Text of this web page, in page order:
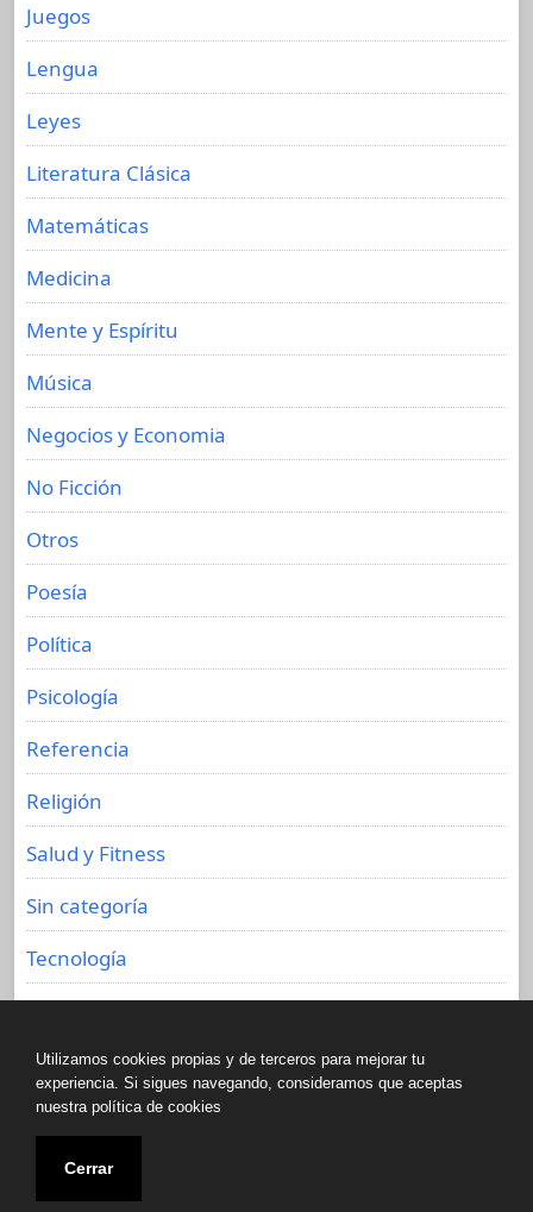
Juegos
Lengua
Leyes
Literatura Clásica
Matemáticas
Medicina
Mente y Espíritu
Música
Negocios y Economia
No Ficción
Otros
Poesía
Política
Psicología
Referencia
Religión
Salud y Fitness
Sin categoría
Tecnología
Copyright © All rights reserved.
Biblioteca de libros olvidados 2020
Utilizamos cookies propias y de terceros para mejorar tu
experiencia. Si sigues navegando, consideramos que aceptas
nuestra política de cookies
Cerrar